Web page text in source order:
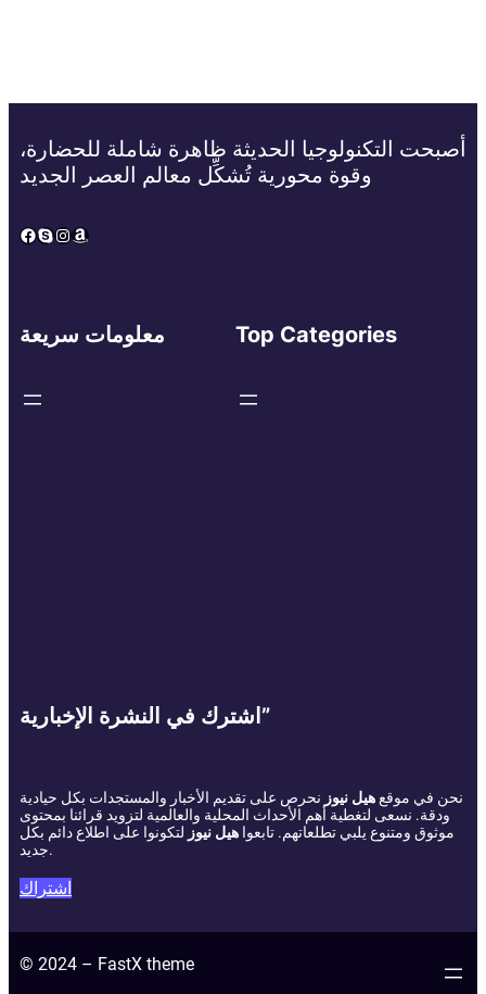
أصبحت التكنولوجيا الحديثة ظاهرة شاملة للحضارة،
وقوة محورية تُشكِّل معالم العصر الجديد
Facebook
Skype
Instagram
Amazon
معلومات سريعة Top Categories
اشترك في النشرة الإخبارية”
نحن في موقعهيل نيوز نحرص على تقديم الأخبار والمستجدات بكل حيادية
ودقة. نسعى لتغطية أهم الأحداث المحلية والعالمية لتزويد قرائنا بمحتوى
موثوق ومتنوع يلبي تطلعاتهم. تابعوا هيل نيوز لتكونوا على اطلاع دائم بكل
جديد.
اشتراك
© 2024 – FastX theme